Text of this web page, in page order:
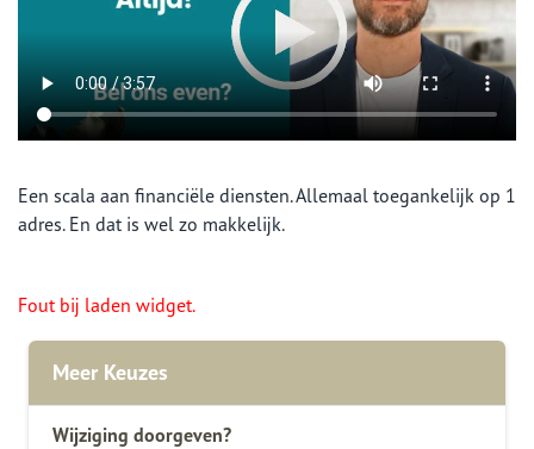
Een scala aan financiële diensten. Allemaal toegankelijk op 1
adres. En dat is wel zo makkelijk.
Fout bij laden widget.
Meer Keuzes
Wijziging doorgeven?